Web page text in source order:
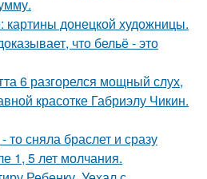
картины донецкой художницы.
что бельё - это
6 разгорелся мощный слух,
красотке Габриэлу Чикин.
сняла браслет и сразу
1, 5 лет молчания.